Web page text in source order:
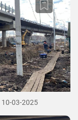
10-03-2025